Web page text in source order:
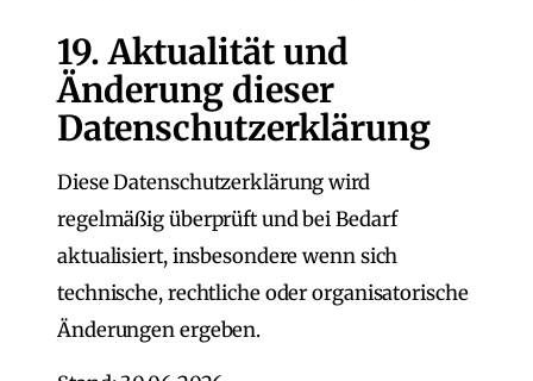
19. Aktualität und
Änderung dieser
Datenschutzerklärung
Diese Datenschutzerklärung wird
regelmäßig überprüft und bei Bedarf
aktualisiert, insbesondere wenn sich
technische, rechtliche oder organisatorische
Änderungen ergeben.